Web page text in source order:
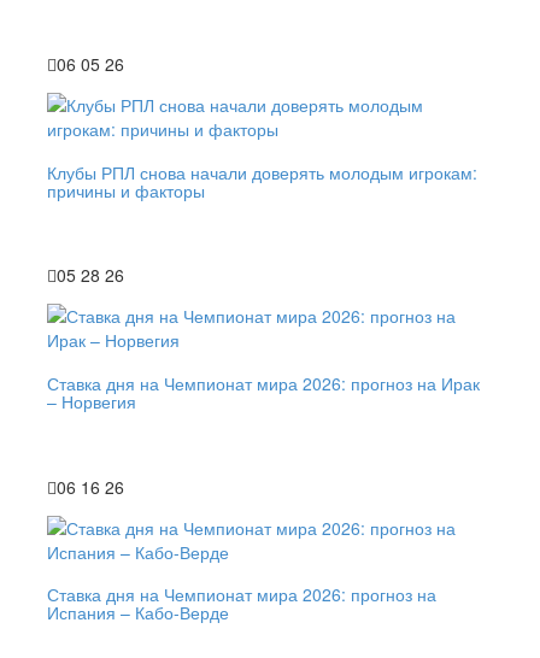
06 05 26
Клубы РПЛ снова начали доверять молодым игрокам:
причины и факторы
05 28 26
Ставка дня на Чемпионат мира 2026: прогноз на Ирак
– Норвегия
06 16 26
Ставка дня на Чемпионат мира 2026: прогноз на
Испания – Кабо-Верде